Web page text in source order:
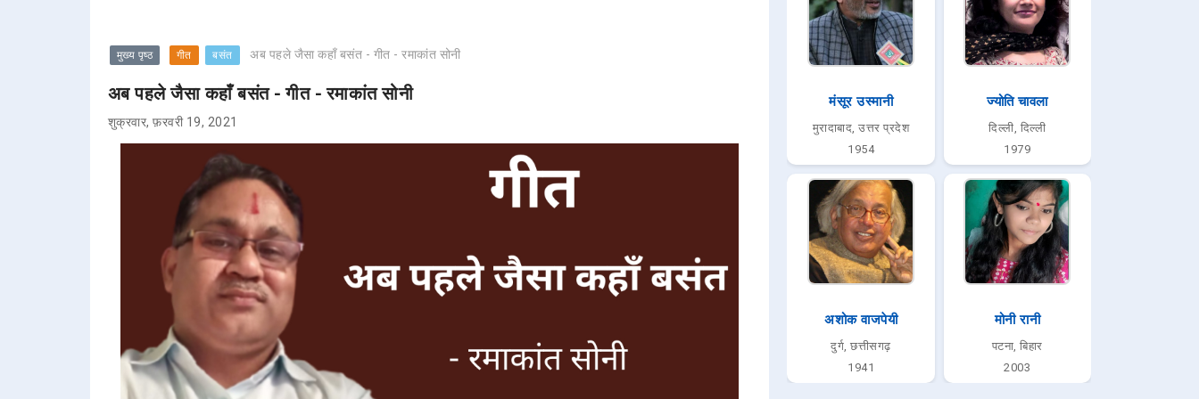
मुख्य पृष्ठ गीत बसंत अब पहले जैसा कहाँ बसंत - गीत - रमाकांत सोनी
अब पहले जैसा कहाँ बसंत - गीत - रमाकांत सोनी
शुक्रवार, फ़रवरी 19, 2021
मंसूर उस्मानी
मुरादाबाद, उत्तर प्रदेश
1954
ज्योति चावला
दिल्ली, दिल्ली
1979
अशोक वाजपेयी
दुर्ग, छत्तीसगढ़
1941
मोनी रानी
पटना, बिहार
2003